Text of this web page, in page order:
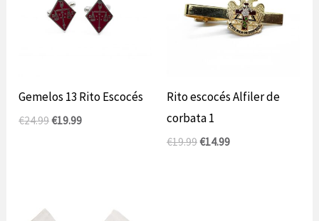
Gemelos 13 Rito Escocés
€24.99El
€19.99El
Rito escocés Alfiler de
corbata 1
€19.99El
€14.99El